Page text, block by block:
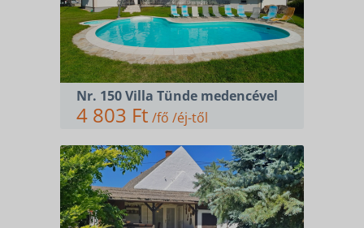
Nr. 150 Villa Tünde medencével
4 803 Ft /fő /éj-től